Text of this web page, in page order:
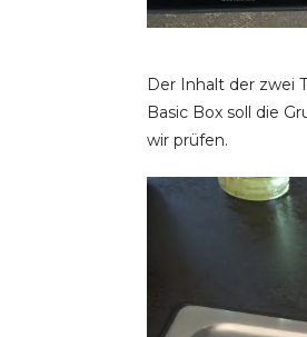
Der Inhalt der zwei
Basic Box soll die
wir prüfen.